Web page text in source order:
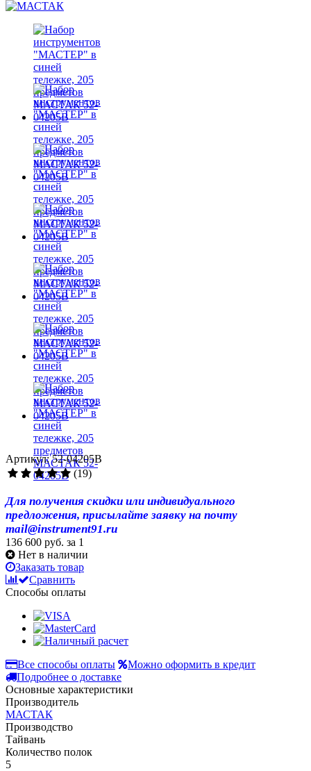
Артикул: 52-04205B
(19)
Для получения скидки или индивидуального
предложения, присылайте заявку на почту
mail@instrument91.ru
136 600 руб. за 1
Нет в наличии
Заказать товар
Сравнить
Способы оплаты
Все способы оплаты
Можно оформить в кредит
Подробнее о доставке
Основные характеристики
Производитель
МАСТАК
Производство
Тайвань
Количество полок
5